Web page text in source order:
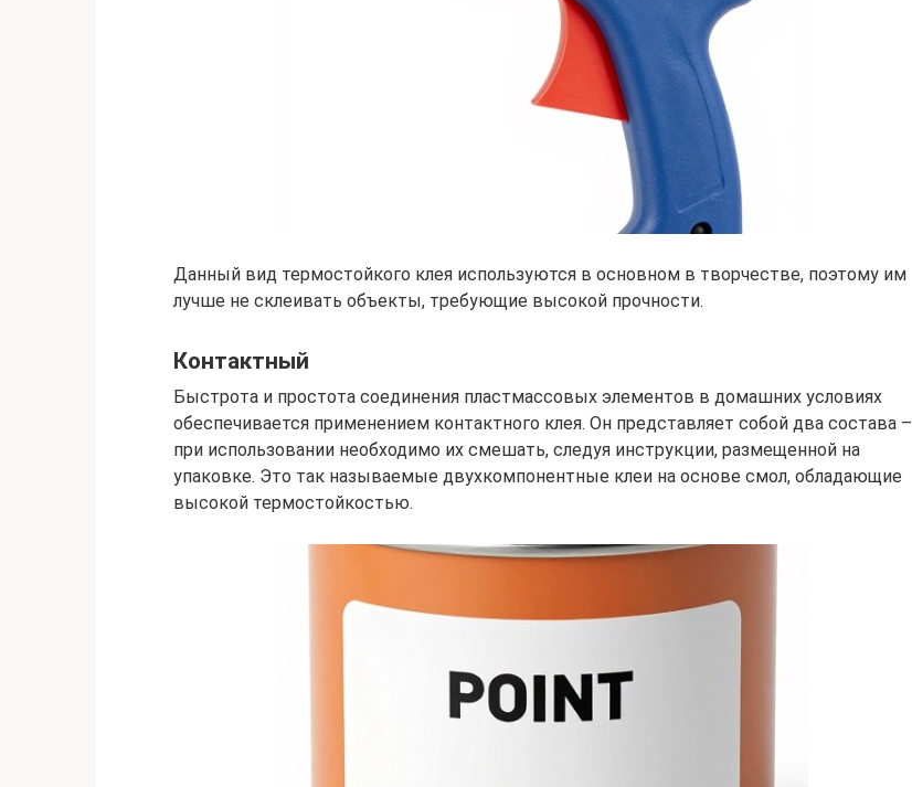
Данный вид термостойкого клея используются в основном в творчестве, поэтому им
лучше не склеивать объекты, требующие высокой прочности.
Контактный
Быстрота и простота соединения пластмассовых элементов в домашних условиях
обеспечивается применением контактного клея. Он представляет собой два состава –
при использовании необходимо их смешать, следуя инструкции, размещенной на
упаковке. Это так называемые двухкомпонентные клеи на основе смол, обладающие
высокой термостойкостью.